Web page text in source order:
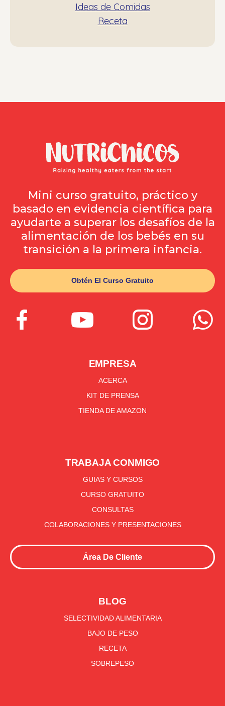
Ideas de Comidas
Receta
Mini curso gratuito, práctico y
basado en evidencia científica para
ayudarte a superar los desafíos de la
alimentación de los bebés en su
transición a la primera infancia.
Obtén El Curso Gratuito
   
EMPRESA
ACERCA
KIT DE PRENSA
TIENDA DE AMAZON
TRABAJA CONMIGO
GUIAS Y CURSOS
CURSO GRATUITO
CONSULTAS
COLABORACIONES Y PRESENTACIONES
Área De Cliente
BLOG
SELECTIVIDAD ALIMENTARIA
BAJO DE PESO
RECETA
SOBREPESO